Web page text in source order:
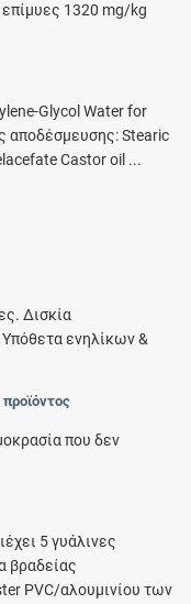
1320 mg/kg
Glycol Water for
αποδέσμευσης: Stearic
Castor oil ...
Δισκία
ενηλίκων &
προϊόντος
που δεν
5 γυάλινες
βραδείας
PVC/αλουμινίου των